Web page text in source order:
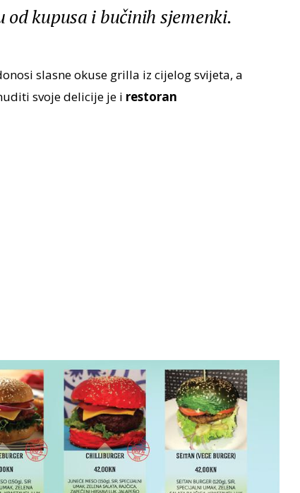
od kupusa i bučinih sjemenki.
slasne okuse grilla iz cijelog svijeta, a
svoje delicije je i restoran